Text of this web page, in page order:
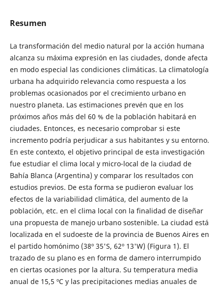
Resumen
La transformación del medio natural por la acción humana
alcanza su máxima expresión en las ciudades, donde afecta
en modo especial las condiciones climáticas. La climatología
urbana ha adquirido relevancia como respuesta a los
problemas ocasionados por el crecimiento urbano en
nuestro planeta. Las estimaciones prevén que en los
próximos años más del 60 % de la población habitará en
ciudades. Entonces, es necesario comprobar si este
incremento podría perjudicar a sus habitantes y su entorno.
En este contexto, el objetivo principal de esta investigación
fue estudiar el clima local y micro-local de la ciudad de
Bahía Blanca (Argentina) y comparar los resultados con
estudios previos. De esta forma se pudieron evaluar los
efectos de la variabilidad climática, del aumento de la
población, etc. en el clima local con la finalidad de diseñar
una propuesta de manejo urbano sostenible. La ciudad está
localizada en el sudoeste de la provincia de Buenos Aires en
el partido homónimo (38º 35'S, 62º 13'W) (Figura 1). El
trazado de su plano es en forma de damero interrumpido
en ciertas ocasiones por la altura. Su temperatura media
anual de 15,5 ºC y las precipitaciones medias anuales de